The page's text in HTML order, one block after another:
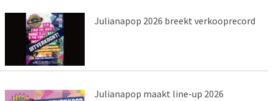
Julianapop 2026 breekt verkooprecord
Julianapop maakt line-up 2026